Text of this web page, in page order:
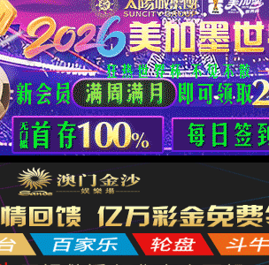
XML 地图